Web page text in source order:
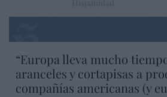
“Europa lleva mucho
aranceles y cortapisas a
compañías americanas (y